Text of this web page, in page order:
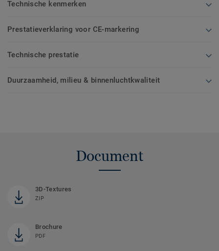
Technische kenmerken
Prestatieverklaring voor CE-markering
Technische prestatie
Duurzaamheid, milieu & binnenluchtkwaliteit
Document
3D-Textures
ZIP
Brochure
PDF